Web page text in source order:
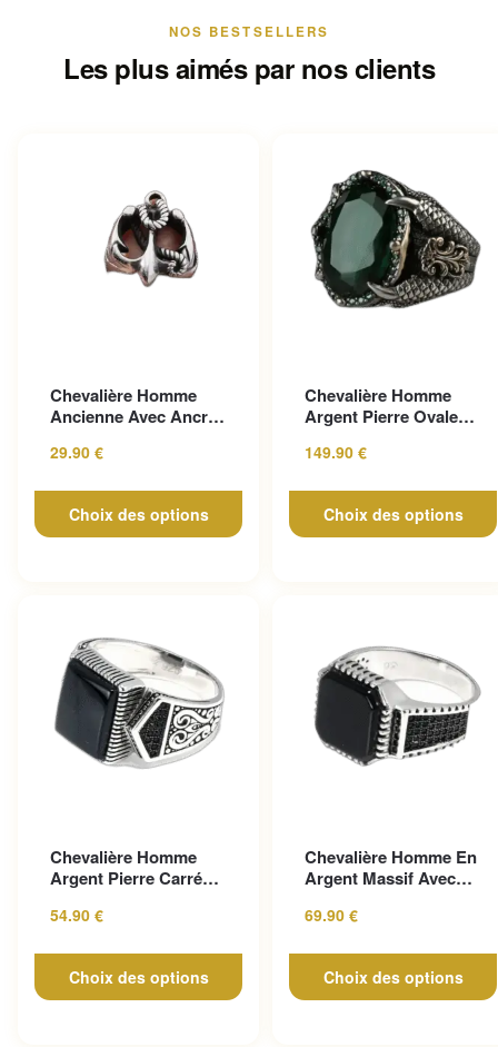
NOS BESTSELLERS
Les plus aimés par nos clients
Chevalière Homme
Ancienne Avec Ancre
29.90 €
Choix des options
variations. Les options peuvent
produit
Chevalière Homme
Argent Pierre Ovale
149.90 €
Choix des options
variations. Les options
être choisies sur la page du
produit
Chevalière Homme
Argent Pierre Carrée
54.90 €
Choix des options
variations. Les options peuvent
être choisies sur la page du
produit
Chevalière Homme En
Argent Massif Avec
69.90 €
Choix des options
variations. Les options
être choisies sur la page du
produit